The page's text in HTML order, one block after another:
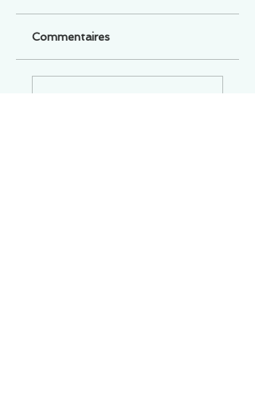
Commentaires